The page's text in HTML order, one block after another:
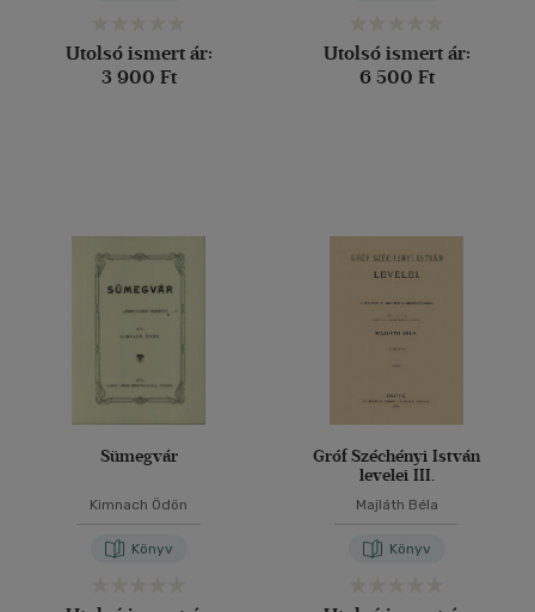
Utolsó ismert ár:
3 900 Ft
Utolsó ismert ár:
6 500 Ft
Sümegvár
Kimnach Ödön
Könyv
Gróf Széchényi István
levelei III.
Majláth Béla
Könyv